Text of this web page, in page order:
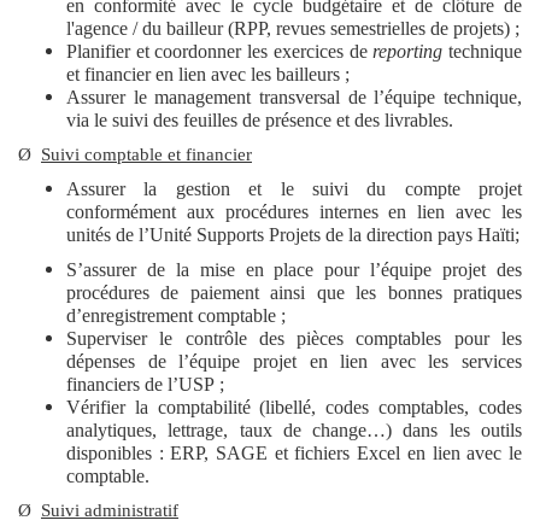
en conformité avec le cycle budgétaire et de clôture de
l'agence / du bailleur (RPP, revues semestrielles de projets) ;
Planifier et coordonner les exercices de reportingtechnique
et financier en lien avec les bailleurs ;
Assurer le management transversal de l’équipe technique,
via le suivi des feuilles de présence et des livrables.
Ø Suivi comptable et financier
Assurer la gestion et le suivi du compte projet
conformément aux procédures internes en lien avec les
unités de l’Unité Supports Projets de la direction pays Haïti;
S’assurer de la mise en place pour l’équipe projet des
procédures de paiement ainsi que les bonnes pratiques
d’enregistrement comptable ;
Superviser le contrôle des pièces comptables pour les
dépenses de l’équipe projet en lien avec les services
financiers de l’USP ;
Vérifier la comptabilité (libellé, codes comptables, codes
analytiques, lettrage, taux de change…) dans les outils
disponibles : ERP, SAGE et fichiers Excel en lien avec le
comptable.
Ø Suivi administratif